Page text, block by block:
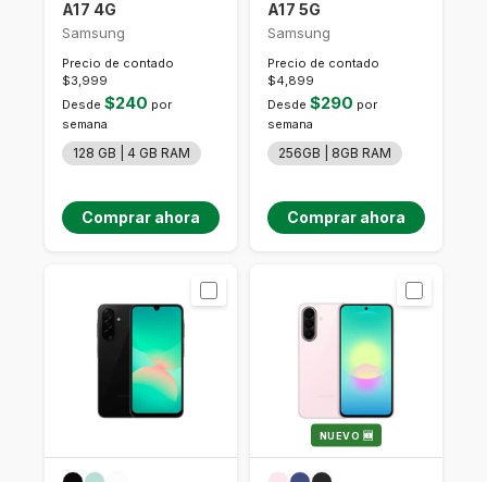
A17 4G
Samsung
Precio de contado
$3,999
Desde $240 por
semana
128 GB | 4 GB RAM
Comprar ahora
A17 5G
Samsung
Precio de contado
$4,899
Desde $290 por
semana
256GB | 8GB RAM
Comprar ahora
NUEVO 🆕